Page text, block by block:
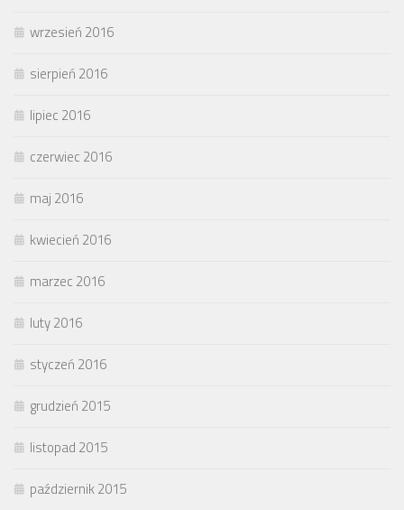
wrzesień 2016
sierpień 2016
lipiec 2016
czerwiec 2016
maj 2016
kwiecień 2016
marzec 2016
luty 2016
styczeń 2016
grudzień 2015
listopad 2015
październik 2015